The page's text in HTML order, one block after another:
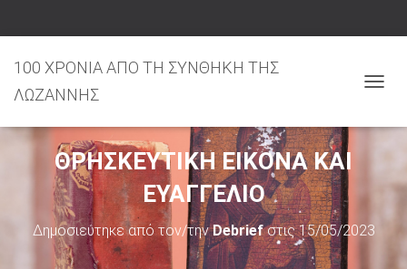
100 ΧΡΟΝΙΑ ΑΠΟ ΤΗ ΣΥΝΘΗΚΗ ΤΗΣ
ΛΩΖΑΝΝΗΣ
Ή
ΘΡΗΣΚΕΥΤΙΚΗ ΕΙΚΟΝΑ ΚΑΙ
ΕΥΑΓΓΕΛΙΟ
Δημοσιεύτηκε από τον/τηνDebriefστις15/05/2023